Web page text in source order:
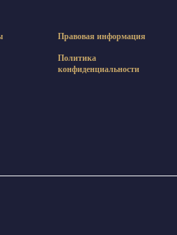
Правовая информация
Политика
конфиденциальности